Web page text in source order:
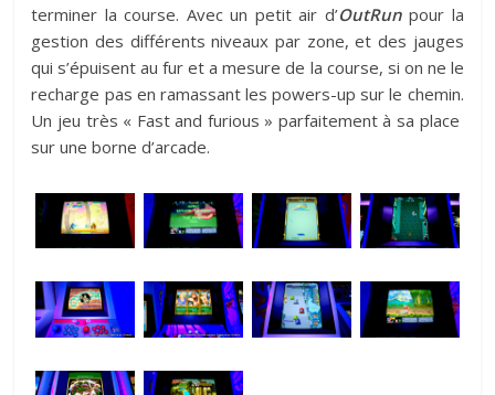
terminer la course. Avec un petit air d’OutRunpour la
gestion des différents niveaux par zone, et des jauges
qui s’épuisent au fur et a mesure de la course, si on ne le
recharge pas en ramassant les powers-up sur le chemin.
Un jeu très « Fast and furious » parfaitement à sa place
sur une borne d’arcade.